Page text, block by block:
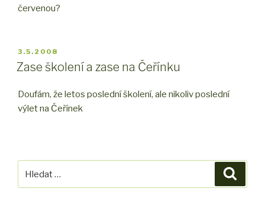
červenou?
PUBLIKOVÁNO
3.5.2008
Zase školení a zase na Čeřínku
Doufám, že letos poslední školení, ale nikoliv poslední
výlet na Čeřínek